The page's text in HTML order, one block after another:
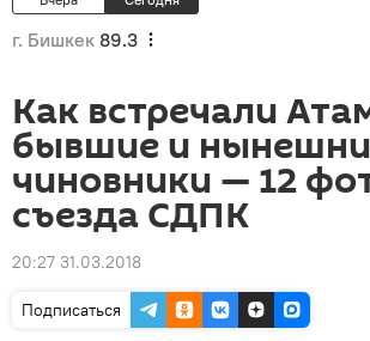
г. Бишкек 89.3
Как встречали
бывшие и
чиновники — 12
съезда СДПК
20:27 31.03.2018
Подписаться